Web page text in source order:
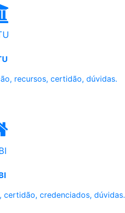
recursos, certidão, dúvidas.
credenciados, dúvidas.